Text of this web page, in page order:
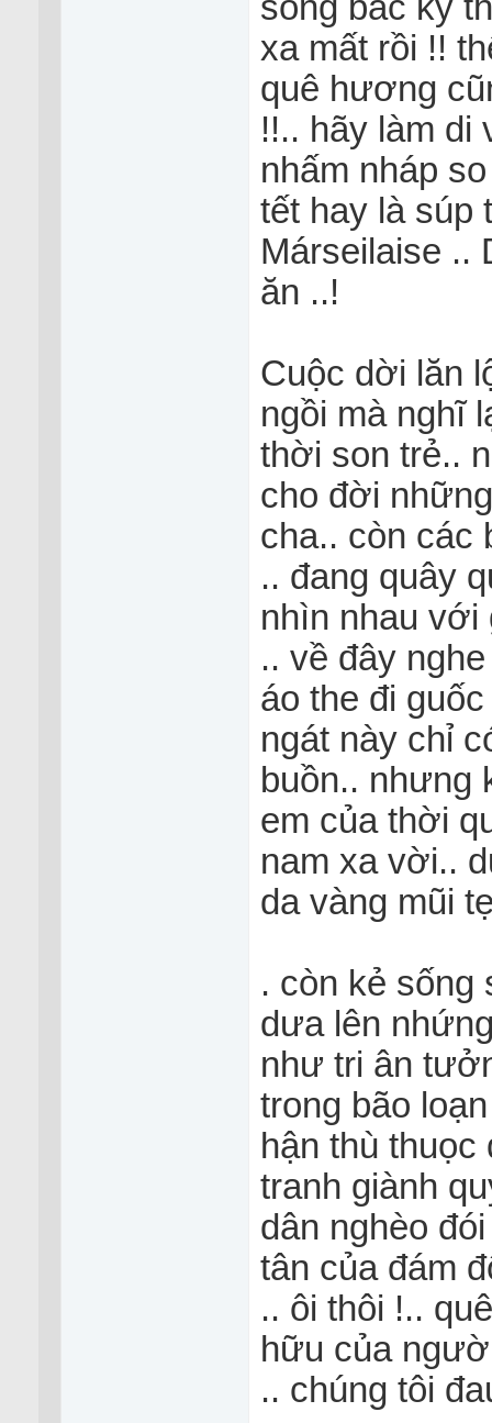
sống bắc kỳ
xa mất rồi !!
quê hương
!!.. hãy làm di
nhấm nháp
tết hay là súp
Márseilaise ..
ăn ..!
Cuộc dời lăn
ngồi mà nghĩ
thời son trẻ..
cho đời
cha.. còn các
.. đang quây
nhìn nhau
.. về đây
áo the đi
ngát này chỉ
buồn.. nhưng
em của thời
nam xa vời..
da vàng mũi
. còn kẻ sống
dưa lên
như tri ân
trong bão
hận thù thuọc
tranh giành
dân nghèo
tân của đám
.. ôi thôi !..
hữu của
.. chúng tôi